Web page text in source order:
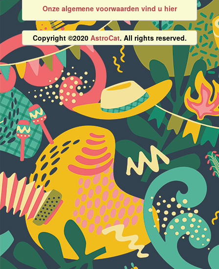
Onze algemene voorwaarden vind u hier
Copyright ©2020 AstroCat. All rights reserved.